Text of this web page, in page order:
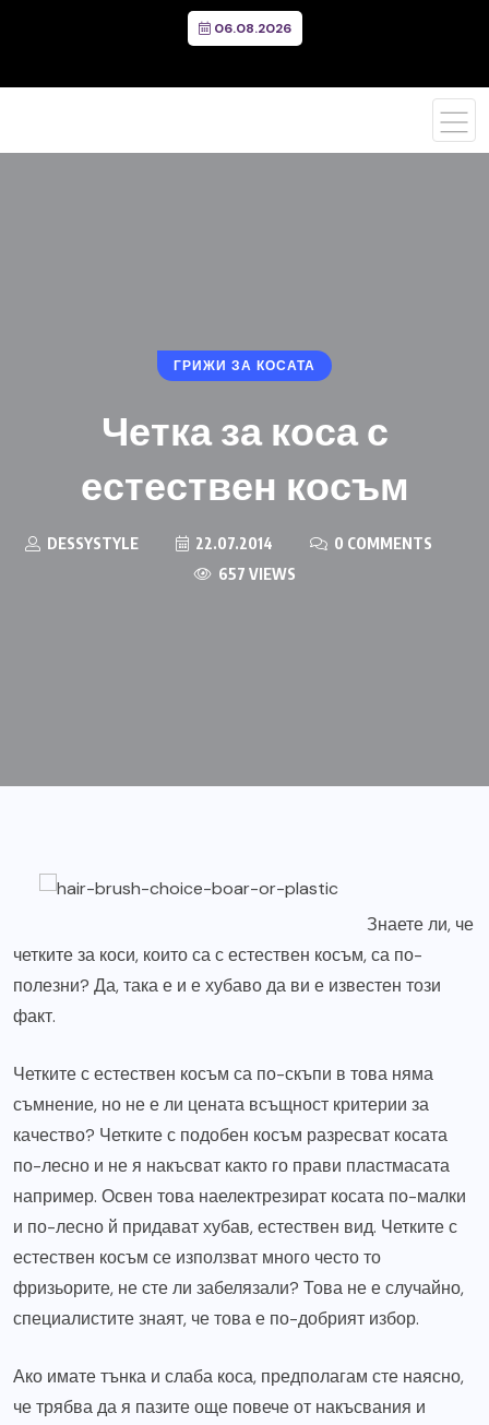
06.08.2026
ГРИЖИ ЗА КОСАТА
Четка за коса с
естествен косъм
DESSYSTYLE 22.07.2014
0 COMMENTS
657 VIEWS
Знаете ли, че
четките за коси, които са с естествен косъм, са по-
полезни? Да, така е и е хубаво да ви е известен този
факт.
Четките с естествен косъм са по-скъпи в това няма
съмнение, но не е ли цената всъщност критерии за
качество? Четките с подобен косъм разресват косата
по-лесно и не я накъсват както го прави пластмасата
например. Освен това наелектрезират косата по-малки
и по-лесно й придават хубав, естествен вид. Четките с
естествен косъм се използват много често то
фризьорите, не сте ли забелязали? Това не е случайно,
специалистите знаят, че това е по-добрият избор.
Ако имате тънка и слаба коса, предполагам сте наясно,
че трябва да я пазите още повече от накъсвания и